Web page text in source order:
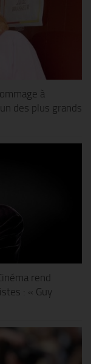
à
des plus grands
rend
: « Guy